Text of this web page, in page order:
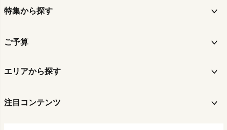
特集から探す
ご予算
エリアから探す
注目コンテンツ